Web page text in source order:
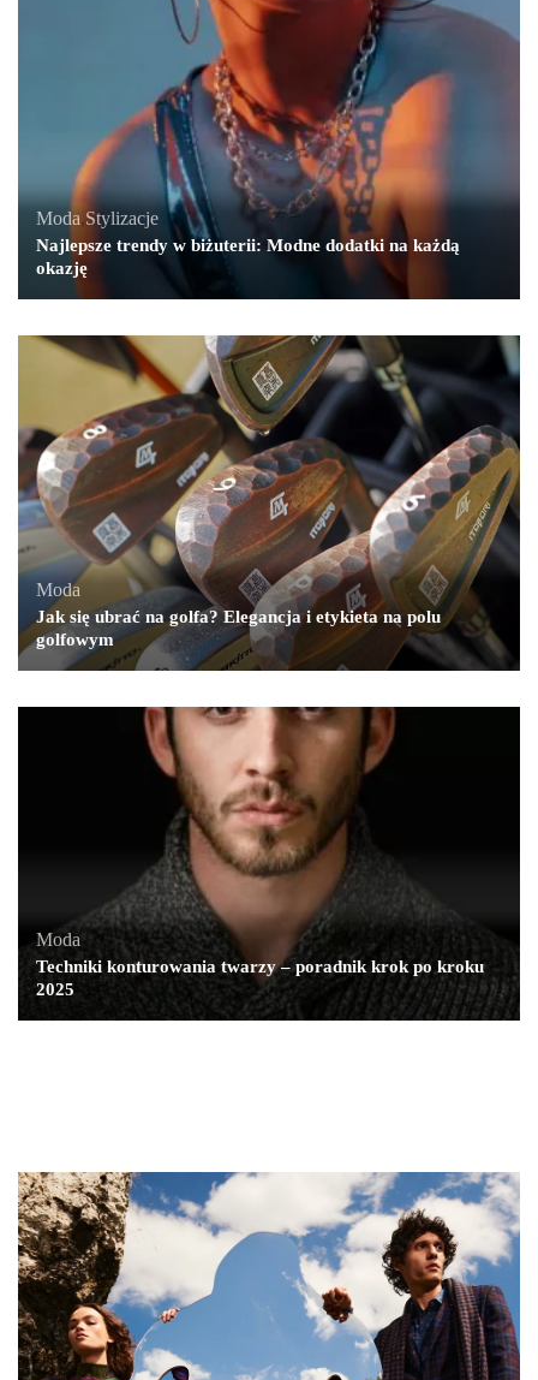
Moda,Stylizacje
Najlepsze trendy w biżuterii: Modne dodatki na każdą
okazję
Moda
Jak się ubrać na golfa? Elegancja i etykieta na polu
golfowym
Moda
Techniki konturowania twarzy – poradnik krok po kroku
2025